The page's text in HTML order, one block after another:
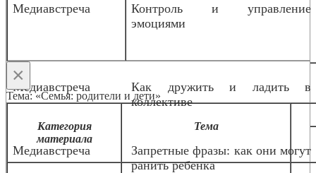
Медиавстреча
Контроль и управление
эмоциями
Медиавстреча
Как дружить и ладить в
коллективе
Медиавстреча
Запретные фразы: как они могут
ранить ребенка
×
Тема: «Семья: родители и дети»
Категория
материала
Тема